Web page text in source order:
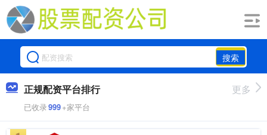
搜索
正规配资平台排行
已收录999+家平台
更多